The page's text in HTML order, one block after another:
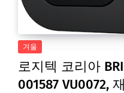
겨울
로지텍 코리아
001587 VU0072,